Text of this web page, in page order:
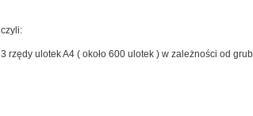
czyli:
3 rzędy ulotek A4 ( około 600 ulotek ) w zależności od